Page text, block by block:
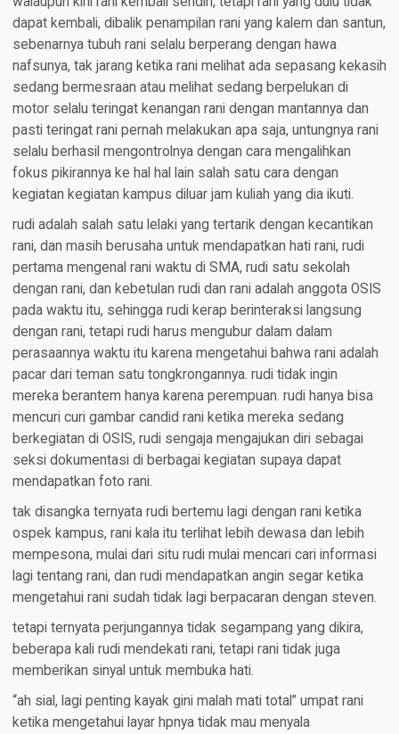
dapat kembali, dibalik penampilan rani yang kalem dan santun,
sebenarnya tubuh rani selalu berperang dengan hawa
nafsunya, tak jarang ketika rani melihat ada sepasang kekasih
sedang bermesraan atau melihat sedang berpelukan di
motor selalu teringat kenangan rani dengan mantannya dan
pasti teringat rani pernah melakukan apa saja, untungnya rani
selalu berhasil mengontrolnya dengan cara mengalihkan
fokus pikirannya ke hal hal lain salah satu cara dengan
kegiatan kegiatan kampus diluar jam kuliah yang dia ikuti.
rudi adalah salah satu lelaki yang tertarik dengan kecantikan
rani, dan masih berusaha untuk mendapatkan hati rani, rudi
pertama mengenal rani waktu di SMA, rudi satu sekolah
dengan rani, dan kebetulan rudi dan rani adalah anggota OSIS
pada waktu itu, sehingga rudi kerap berinteraksi langsung
dengan rani, tetapi rudi harus mengubur dalam dalam
perasaannya waktu itu karena mengetahui bahwa rani adalah
pacar dari teman satu tongkrongannya. rudi tidak ingin
mereka berantem hanya karena perempuan. rudi hanya bisa
mencuri curi gambar candid rani ketika mereka sedang
berkegiatan di OSIS, rudi sengaja mengajukan diri sebagai
seksi dokumentasi di berbagai kegiatan supaya dapat
mendapatkan foto rani.
tak disangka ternyata rudi bertemu lagi dengan rani ketika
ospek kampus, rani kala itu terlihat lebih dewasa dan lebih
mempesona, mulai dari situ rudi mulai mencari cari informasi
lagi tentang rani, dan rudi mendapatkan angin segar ketika
mengetahui rani sudah tidak lagi berpacaran dengan steven.
tetapi ternyata perjungannya tidak segampang yang dikira,
beberapa kali rudi mendekati rani, tetapi rani tidak juga
memberikan sinyal untuk membuka hati.
“ah sial, lagi penting kayak gini malah mati total” umpat rani
ketika mengetahui layar hpnya tidak mau menyala